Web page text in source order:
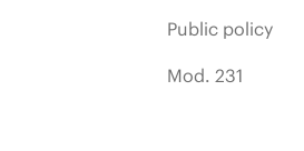
Public policy
Mod. 231